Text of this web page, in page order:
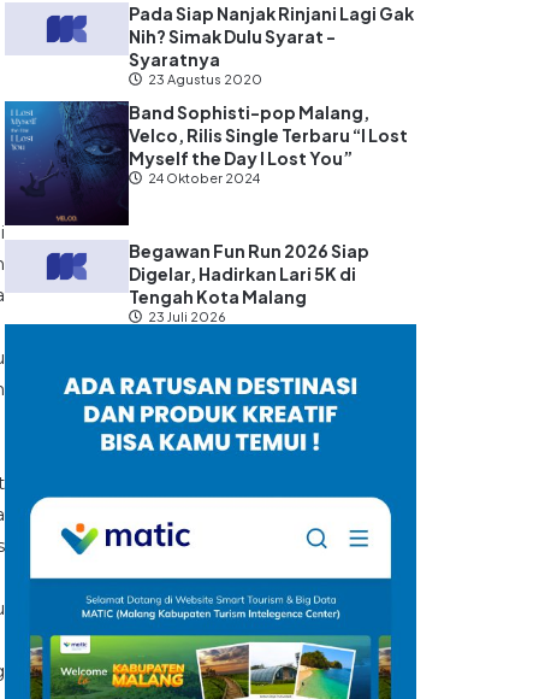
Pada Siap Nanjak Rinjani Lagi Gak
Nih? Simak Dulu Syarat -
Syaratnya
23 Agustus 2020
Band Sophisti-pop Malang,
Velco, Rilis Single Terbaru “I Lost
Myself the Day I Lost You”
24 Oktober 2024
Begawan Fun Run 2026 Siap
Digelar, Hadirkan Lari 5K di
Tengah Kota Malang
23 Juli 2026